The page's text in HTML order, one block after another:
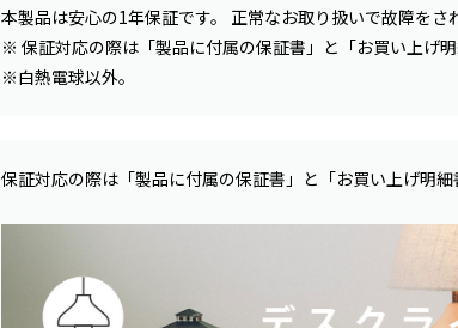
本製品は安心の1年保証です。 正常なお取り扱いで故障をさ
※ 保証対応の際は「製品に付属の保証書」と「お買い上げ
※白熱電球以外。
保証対応の際は「製品に付属の保証書」と「お買い上げ明